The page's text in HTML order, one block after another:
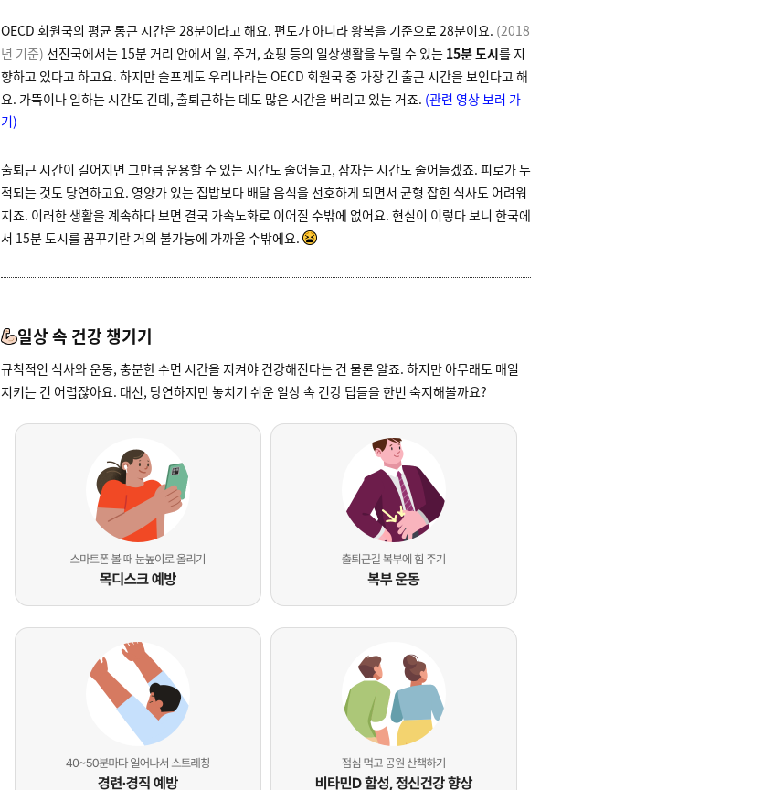
OECD 회원국의 평균 통근 시간은 28분이라고 해요. 편도가 아니라 왕복을 기준으로 28분이요. (2018
년 기준) 선진국에서는 15분 거리 안에서 일, 주거, 쇼핑 등의 일상생활을 누릴 수 있는 15분 도시를 지
향하고 있다고 하고요. 하지만 슬프게도 우리나라는 OECD 회원국 중 가장 긴 출근 시간을 보인다고 해
요. 가뜩이나 일하는 시간도 긴데, 출퇴근하는 데도 많은 시간을 버리고 있는 거죠. (관련 영상 보러 가
기)
출퇴근 시간이 길어지면 그만큼 운용할 수 있는 시간도 줄어들고, 잠자는 시간도 줄어들겠죠. 피로가 누
적되는 것도 당연하고요. 영양가 있는 집밥보다 배달 음식을 선호하게 되면서 균형 잡힌 식사도 어려워
지죠. 이러한 생활을 계속하다 보면 결국 가속노화로 이어질 수밖에 없어요. 현실이 이렇다 보니 한국에
서 15분 도시를 꿈꾸기란 거의 불가능에 가까울 수밖에요.
일상 속 건강 챙기기
규칙적인 식사와 운동, 충분한 수면 시간을 지켜야 건강해진다는 건 물론 알죠. 하지만 아무래도 매일
지키는 건 어렵잖아요. 대신, 당연하지만 놓치기 쉬운 일상 속 건강 팁들을 한번 숙지해볼까요?